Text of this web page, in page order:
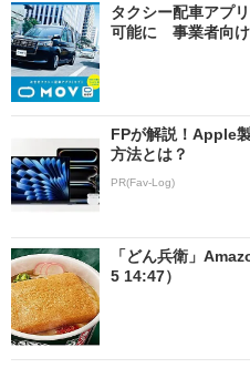
タクシー配車アプ
可能に 事業者向
FPが解説！Apple
方法とは？
PR(Fav-Log)
「どん兵衛」
5 14:47）